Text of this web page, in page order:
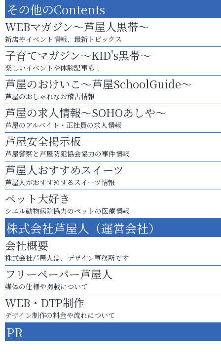
その他のContents
WEBマガジン～芦屋人黒帯～
新店やイベント情報、最新トピックス
子育てマガジン～KID's黒帯～
楽しいイベントや体験記事も！
芦屋のおけいこ～芦屋SchoolGuide～
芦屋のおしゃれなお稽古情報
芦屋の求人情報～SOHOあしや～
芦屋のアルバイト・正社員の求人情報
芦屋安全掲示板
芦屋警察と芦屋防犯協会協力の事件情報
芦屋人おすすめスイーツ
芦屋人がおすすめするスイーツ情報
ペット大好き
シエル動物病院協力のペットの医療情報
株式会社芦屋人（運営会社）
会社概要
株式会社芦屋人は、デザイン事務所です
フリーペーパー芦屋人
媒体の仕様や掲載について
WEB・DTP制作
デザイン制作の料金や流れについて
PR